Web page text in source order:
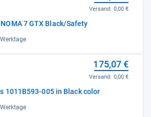
7 GTX Black/Safety
Versand: 0,00 €
1011B593-005 in Black color
175,07 €
Versand: 0,00 €